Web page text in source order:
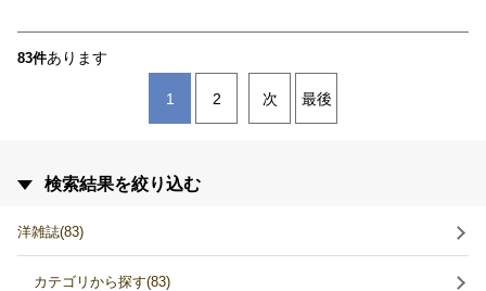
83件あります
1 2 次 最後
検索結果を絞り込む
洋雑誌(83)
カテゴリから探す(83)